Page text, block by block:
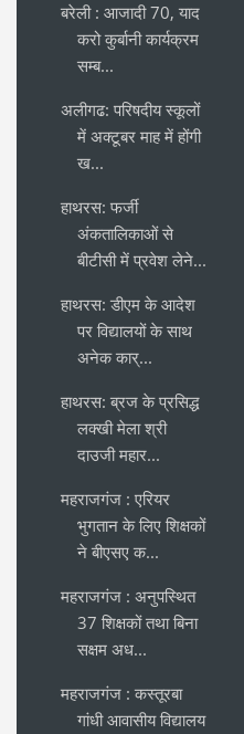
बरेली : आजादी 70, याद
करो कुर्बानी कार्यक्रम
सम्ब...
अलीगढ: परिषदीय स्कूलों
में अक्टूबर माह में होंगी
ख...
हाथरस: फर्जी
अंकतालिकाओं से
बीटीसी में प्रवेश लेने...
हाथरस: डीएम के आदेश
पर विद्यालयों के साथ
अनेक कार्...
हाथरस: ब्रज के प्रसिद्ध
लक्खी मेला श्री
दाउजी महार...
महराजगंज : एरियर
भुगतान के लिए शिक्षकों
ने बीएसए क...
महराजगंज : अनुपस्थित
37 शिक्षकों तथा बिना
सक्षम अध...
महराजगंज : कस्तूरबा
गांधी आवासीय विद्यालय